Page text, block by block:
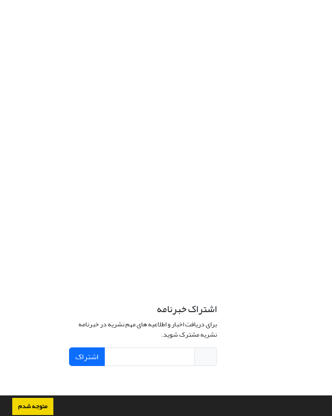
متوجه شدم
اشتراک خبرنامه
برای دریافت اخبار و اطلاعیه های مهم نشریه در خبرنامه
نشریه مشترک شوید.
اشتراک